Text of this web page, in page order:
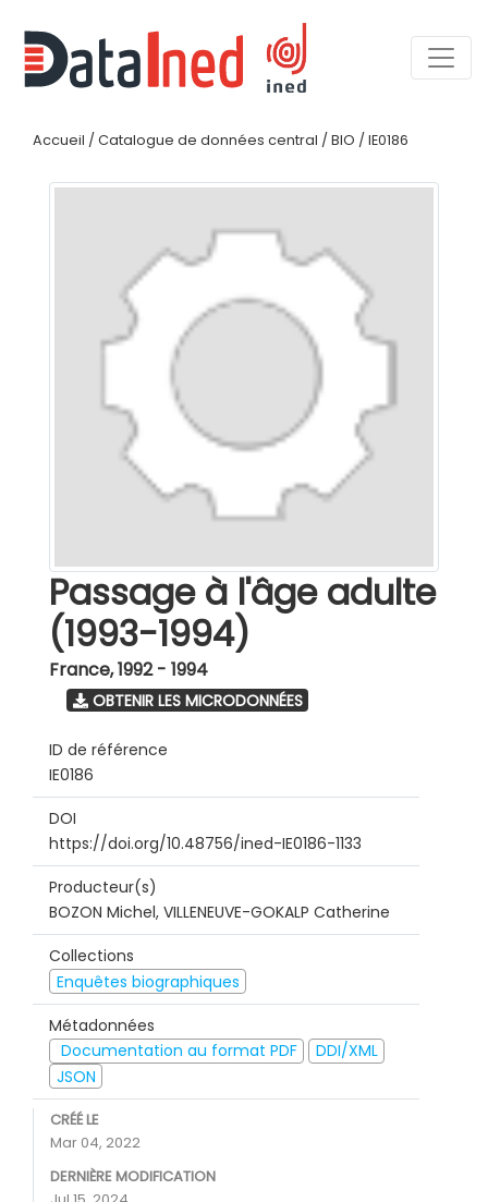
Accueil / Catalogue de données central / BIO / IE0186
Passage à l'âge adulte
(1993-1994)
France,1992 - 1994
OBTENIR LES MICRODONNÉES
ID de référence
IE0186
DOI
https://doi.org/10.48756/ined-IE0186-1133
Producteur(s)
BOZON Michel, VILLENEUVE-GOKALP Catherine
Collections
Enquêtes biographiques
Métadonnées
Documentation au format PDF
DDI/XML
JSON
CRÉÉ LE
Mar 04, 2022
DERNIÈRE MODIFICATION